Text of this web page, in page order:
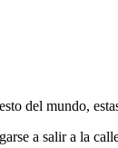
del mundo,
a salir a la